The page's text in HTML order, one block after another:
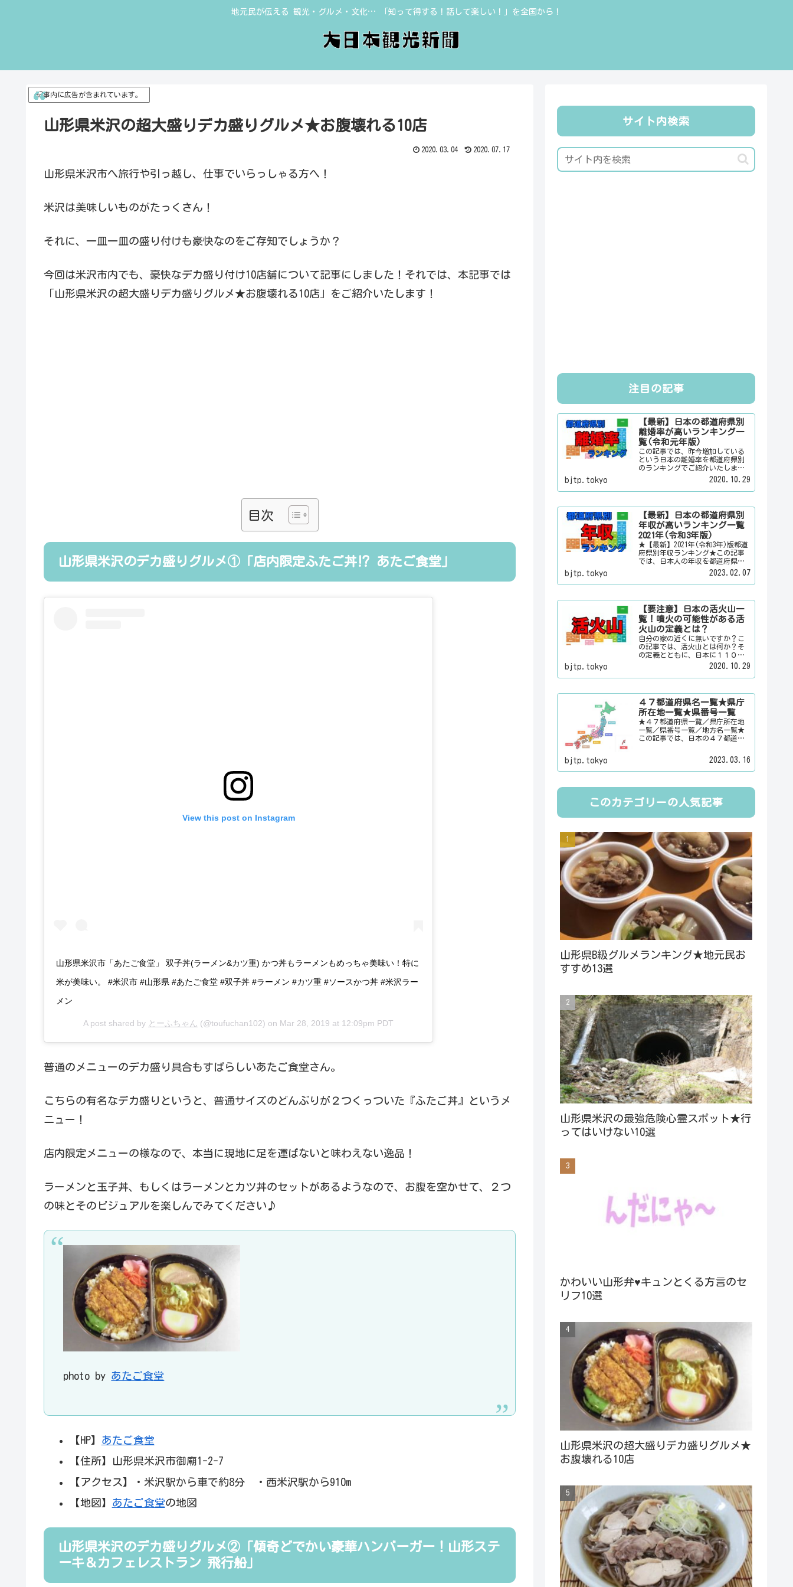
地元民が伝える 観光・グルメ・文化… 「知って得する！話して楽しい！」を全国から！
記事内に広告が含まれています。
山形県米沢の超大盛りデカ盛りグルメ★お腹壊れる10店
2020.03.04 2020.07.17
山形県米沢市へ旅行や引っ越し、仕事でいらっしゃる方へ！
米沢は美味しいものがたっくさん！
それに、一皿一皿の盛り付けも豪快なのをご存知でしょうか？
今回は米沢市内でも、豪快なデカ盛り付け10店舗について記事にしました！それでは、本記事では
「山形県米沢の超大盛りデカ盛りグルメ★お腹壊れる10店」をご紹介いたします！
目次
山形県米沢のデカ盛りグルメ①「店内限定ふたご丼⁉ あたご食堂」
View this post on Instagram
山形県米沢市「あたご食堂」 双子丼(ラーメン&カツ重) かつ丼もラーメンもめっちゃ美味い！特に
米が美味い。 #米沢市 #山形県 #あたご食堂 #双子丼 #ラーメン #カツ重 #ソースかつ丼 #米沢ラー
メン
A post shared by とーふちゃん (@toufuchan102) on Mar 28, 2019 at 12:09pm PDT
普通のメニューのデカ盛り具合もすばらしいあたご食堂さん。
こちらの有名なデカ盛りというと、普通サイズのどんぶりが２つくっついた『ふたご丼』というメ
ニュー！
店内限定メニューの様なので、本当に現地に足を運ばないと味わえない逸品！
ラーメンと玉子丼、もしくはラーメンとカツ丼のセットがあるようなので、お腹を空かせて、２つ
の味とそのビジュアルを楽しんでみてください♪
photo by あたご食堂
【HP】 あたご食堂
【住所】山形県米沢市御廟1-2-7
【アクセス】・米沢駅から車で約8分 ・西米沢駅から910m
【地図】 あたご食堂の地図
山形県米沢のデカ盛りグルメ②「傾奇どでかい豪華ハンバーガー！山形ステ
ーキ＆カフェレストラン 飛行船」
サイト内検索
注目の記事
【最新】日本の都道府県別
離婚率が高いランキング一
覧(令和元年版)
この記事では、昨今増加している
という日本の離婚率を都道府県別
のランキングでご紹介いたしま
す。日本人は３組に１組が離婚す
るというのは本当なのかその真偽
は？その他にも、大日本観光新聞
スポット・デートスポット・パワ
ースポット・心霊スポットなどの
各都道府県の観光情報・ローカル
情報を配信しています。
bjtp.tokyo 2020.10.29
【最新】日本の都道府県別
年収が高いランキング一覧
2021年(令和3年版)
★【最新】2021年(令和3年)版都道
府県別年収ランキング★この記事
では、日本人の年収を都道府県別
のランキングで「男女合計」「男
性のみ」「女性のみ」の３パター
ンでご紹介いたします。また、月
と平均の勤続年数についても表示
しています。
bjtp.tokyo 2023.02.07
【要注意】日本の活火山一
覧！噴火の可能性がある活
火山の定義とは？
自分の家の近くに無いですか？こ
の記事では、活火山とは何か？そ
の定義とともに、日本に１１０有
るという活火山を一覧でご紹介い
たします。その他にも、大日本観
光新聞では、方言・お土産・名
ト・パワースポット・心霊スポッ
トなどの各都道府県の観光情報・
ローカル情報を配信しています。
bjtp.tokyo 2020.10.29
４７都道府県名一覧★県庁
所在地一覧★県番号一覧
★４７都道府県一覧／県庁所在地
一覧／県番号一覧／地方名一覧★
この記事では、日本の４７都道府
す。それぞれの都道府県名、県庁
所在地、地方名のリンク先にはそ
います。
bjtp.tokyo 2023.03.16
このカテゴリーの人気記事
山形県B級グルメランキング★地元民お
すすめ13選
山形県米沢の最強危険心霊スポット★行
ってはいけない10選
かわいい山形弁♥キュンとくる方言のセ
リフ10選
山形県米沢の超大盛りデカ盛りグルメ★
お腹壊れる10店